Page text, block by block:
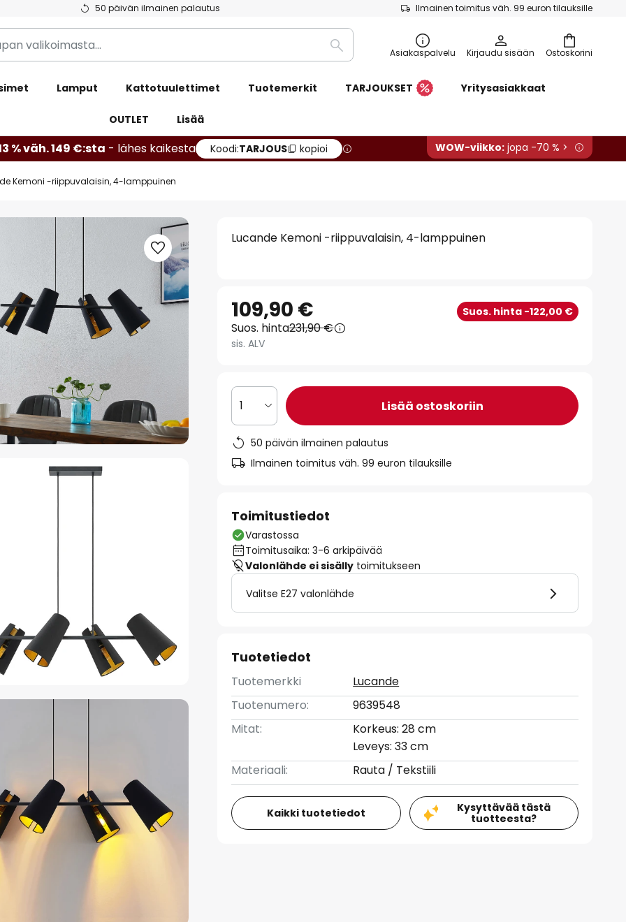
50 päivän ilmainen palautus Ilmainen toimitus väh. 99 euron tilauksille
Ostoskorini
Etsi Asiakaspalvelu Kirjaudu sisään
Lamput Kattotuulettimet Tuotemerkit TARJOUKSET Yritysasiakkaat
OUTLET Lisää
% väh. 149 €:sta - lähes kaikesta Koodi:TARJOUS kopioi WOW-viikko: jopa -70 % >
Kemoni -riippuvalaisin, 4-lamppuinen
Lucande Kemoni -riippuvalaisin, 4-lamppuinen
109,90 € Suos. hinta -122,00 €
Suos. hinta231,90 €
sis. ALV
1 Lisää ostoskoriin
50 päivän ilmainen palautus
Ilmainen toimitus väh. 99 euron tilauksille
Toimitustiedot
Varastossa
Toimitusaika: 3-6 arkipäivää
Valonlähde ei sisälly toimitukseen
Valitse E27 valonlähde
Tuotetiedot
Tuotemerkki
Lucande
Tuotenumero:
9639548
Mitat:
Korkeus: 28 cm
Leveys: 33 cm
Materiaali:
Rauta / Tekstiili
Kaikki tuotetiedot
Kysyttävää tästä
tuotteesta?